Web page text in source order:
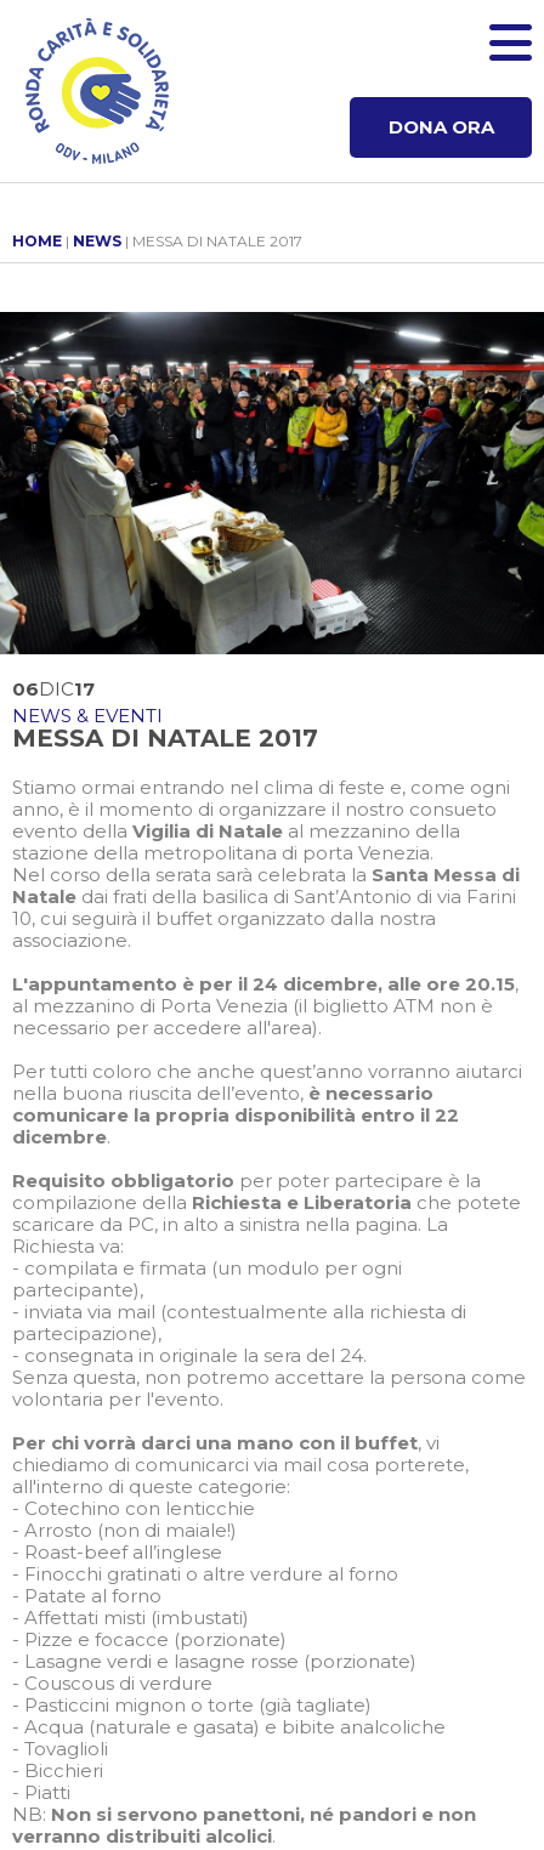
DONA ORA
HOME | NEWS | MESSA DI NATALE 2017
06DIC17
NEWS & EVENTI
MESSA DI NATALE 2017
Stiamo ormai entrando nel clima di feste e, come ogni
anno, è il momento di organizzare il nostro consueto
evento della Vigilia di Natale al mezzanino della
stazione della metropolitana di porta Venezia.
Nel corso della serata sarà celebrata la Santa Messa di
Natale dai frati della basilica di Sant’Antonio di via Farini
10, cui seguirà il buffet organizzato dalla nostra
associazione.
L'appuntamento è per il 24 dicembre, alle ore 20.15,
al mezzanino di Porta Venezia (il biglietto ATM non è
necessario per accedere all'area).
Per tutti coloro che anche quest’anno vorranno aiutarci
nella buona riuscita dell’evento, è necessario
comunicare la propria disponibilità entro il 22
dicembre.
Requisito obbligatorio per poter partecipare è la
compilazione della Richiesta e Liberatoria che potete
scaricare da PC, in alto a sinistra nella pagina. La
Richiesta va:
- compilata e firmata (un modulo per ogni
partecipante),
- inviata via mail (contestualmente alla richiesta di
partecipazione),
- consegnata in originale la sera del 24.
Senza questa, non potremo accettare la persona come
volontaria per l'evento.
Per chi vorrà darci una mano con il buffet, vi
chiediamo di comunicarci via mail cosa porterete,
all'interno di queste categorie:
- Cotechino con lenticchie
- Arrosto (non di maiale!)
- Roast-beef all’inglese
- Finocchi gratinati o altre verdure al forno
- Patate al forno
- Affettati misti (imbustati)
- Pizze e focacce (porzionate)
- Lasagne verdi e lasagne rosse (porzionate)
- Couscous di verdure
- Pasticcini mignon o torte (già tagliate)
- Acqua (naturale e gasata) e bibite analcoliche
- Tovaglioli
- Bicchieri
- Piatti
NB: Non si servono panettoni, né pandori e non
verranno distribuiti alcolici.